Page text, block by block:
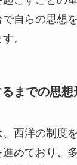
自らの思想
。
までの思想
西洋の制度
めており、